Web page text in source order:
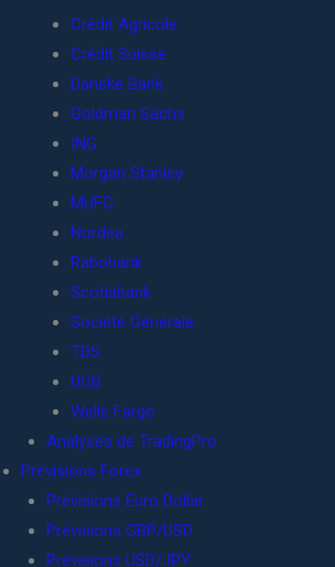
Crédit Agricole
Crédit Suisse
Danske Bank
Goldman Sachs
ING
Morgan Stanley
MUFG
Nordea
Rabobank
Scotiabank
Société Générale
TDS
UOB
Wells Fargo
Analyses de TradingPro
Prévisions Forex
Prévisions Euro Dollar
Prévisions GBP/USD
Prévisions USD/JPY